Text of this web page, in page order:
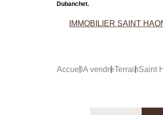
Dubanchet.
IMMOBILIER SAINT
Accueil A vendreTerrainSaint